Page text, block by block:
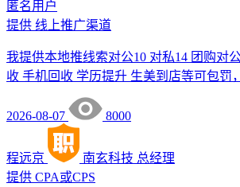
匿名用户
提供 线上推广渠道
我提供本地推线索对公10 对私14 团购对
收 手机回收 学历提升 生美到店等可包罚
2026-08-07 8000
程远京 南玄科技 总经理
提供 CPA或CPS